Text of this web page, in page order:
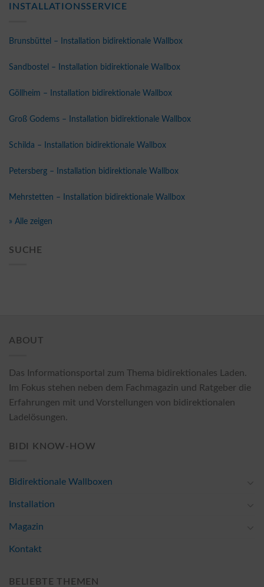
INSTALLATIONSSERVICE
Brunsbüttel – Installation bidirektionale Wallbox
Sandbostel – Installation bidirektionale Wallbox
Göllheim – Installation bidirektionale Wallbox
Groß Godems – Installation bidirektionale Wallbox
Schilda – Installation bidirektionale Wallbox
Petersberg – Installation bidirektionale Wallbox
Mehrstetten – Installation bidirektionale Wallbox
» Alle zeigen
SUCHE
ABOUT
Das Informationsportal zum Thema bidirektionales Laden.
Im Fokus stehen neben dem Fachmagazin und Ratgeber die
Erfahrungen mit und Vorstellungen von bidirektionalen
Ladelösungen.
BIDI KNOW-HOW
Bidirektionale Wallboxen
Installation
Magazin
Kontakt
BELIEBTE THEMEN